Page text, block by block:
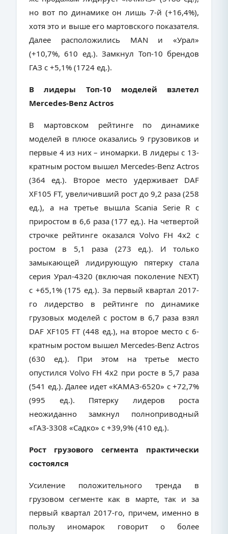
но вот по динамике он лишь 7-й (+16,4%),
хотя это и выше его мартовского показателя.
Далее расположились MAN и «Урал»
(+10,7%, 610 ед.). Замкнул Топ-10 брендов
ГАЗ с +5,1% (1724 ед.).
В лидеры Топ-10 моделей взлетел
Mercedes-Benz Actros
В мартовском рейтинге по динамике
моделей в плюсе оказались 9 грузовиков и
первые 4 из них – иномарки. В лидеры с 13-
кратным ростом вышел Mercedes-Benz Actros
(364 ед.). Второе место удерживает DAF
XF105 FT, увеличивший рост до 9,2 раза (258
ед.), а на третье вышла Scania Serie R с
приростом в 6,6 раза (177 ед.). На четвертой
строчке рейтинге оказался Volvo FH 4х2 с
ростом в 5,1 раза (273 ед.). И только
замыкающей лидирующую пятерку стала
серия Урал-4320 (включая поколение NEXT)
с +65,1% (175 ед.). За первый квартал 2017-
го лидерство в рейтинге по динамике
грузовых моделей с ростом в 6,7 раза взял
DAF XF105 FT (448 ед.), на второе место с 6-
кратным ростом вышел Mercedes-Benz Actros
(630 ед.). При этом на третье место
опустился Volvo FH 4х2 при росте в 5,7 раза
(541 ед.). Далее идет «КАМАЗ-6520» с +72,7%
(995 ед.). Пятерку лидеров роста
неожиданно замкнул полноприводный
«ГАЗ-3308 «Садко» с +39,9% (410 ед.).
Рост грузового сегмента практически
состоялся
Усиление положительного тренда в
грузовом сегменте как в марте, так и за
первый квартал 2017-го, причем, именно в
пользу иномарок говорит о более